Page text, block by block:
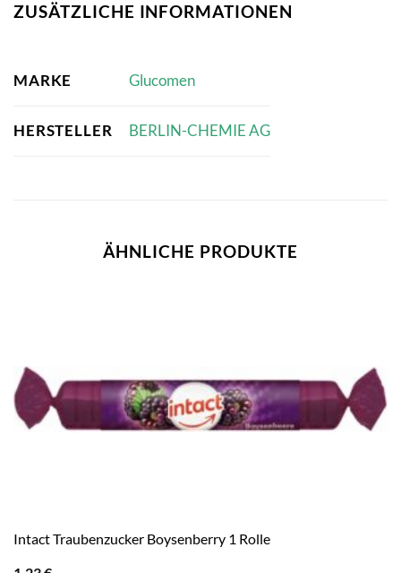
ZUSÄTZLICHE INFORMATIONEN
MARKE Glucomen
HERSTELLER BERLIN-CHEMIE AG
ÄHNLICHE PRODUKTE
Intact Traubenzucker Boysenberry 1 Rolle